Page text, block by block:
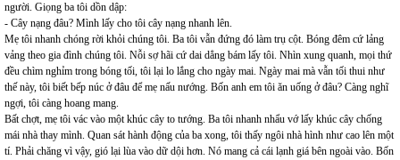
người. Giọng ba tôi dồn dập:
- Cây nạng đâu? Mình lấy cho tôi cây nạng nhanh lên.
Mẹ tôi nhanh chóng rời khỏi chúng tôi. Ba tôi vẫn đứng đó làm trụ cột. Bóng đêm cứ lảng
vảng theo gia đình chúng tôi. Nỗi sợ hãi cứ dai dẳng bám lấy tôi. Nhìn xung quanh, mọi thứ
đều chìm nghỉm trong bóng tối, tôi lại lo lắng cho ngày mai. Ngày mai mà vẫn tối thui như
thế này, tôi biết bếp núc ở đâu để mẹ nấu nướng. Bốn anh em tôi ăn uống ở đâu? Càng nghĩ
ngợi, tôi càng hoang mang.
Bất chợt, mẹ tôi vác vào một khúc cây to tướng. Ba tôi nhanh nhẩu vớ lấy khúc cây chống
mái nhà thay mình. Quan sát hành động của ba xong, tôi thấy ngôi nhà hình như cao lên một
tí. Phải chăng vì vậy, gió lại lùa vào dữ dội hơn. Nó mang cả cái lạnh giá bên ngoài vào. Bốn